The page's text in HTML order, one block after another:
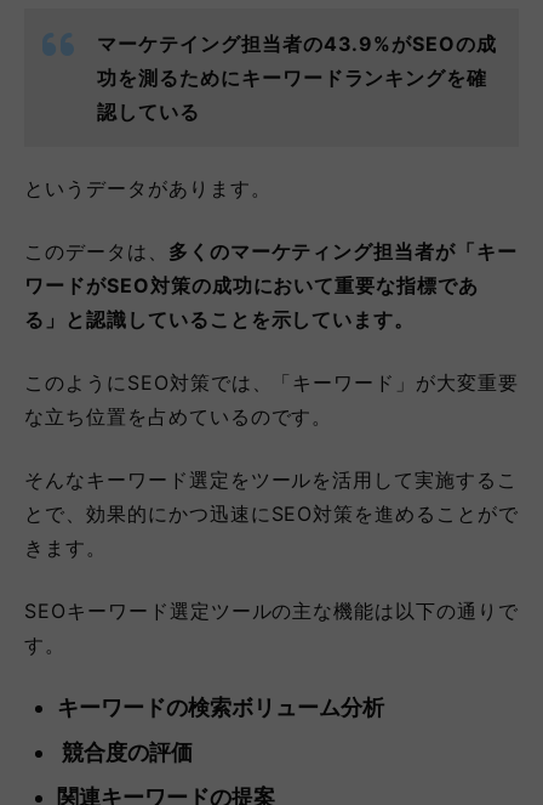
マーケテイング担当者の43.9%がSEOの成
功を測るためにキーワードランキングを確
認している
というデータがあります。
このデータは、 多くのマーケティング担当者が「キー
ワードがSEO対策の成功において重要な指標であ
る」と認識していることを示しています。
このようにSEO対策では、「キーワード」が大変重要
な立ち位置を占めているのです。
そんなキーワード選定をツールを活用して実施するこ
とで、効果的にかつ迅速にSEO対策を進めることがで
きます。
SEOキーワード選定ツールの主な機能は以下の通りで
す。
キーワードの検索ボリューム分析
競合度の評価
関連キーワードの提案